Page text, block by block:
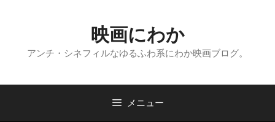
へ
映画にわか
アンチ・シネフィルなゆるふわ系にわか映画ブログ。
メニュー